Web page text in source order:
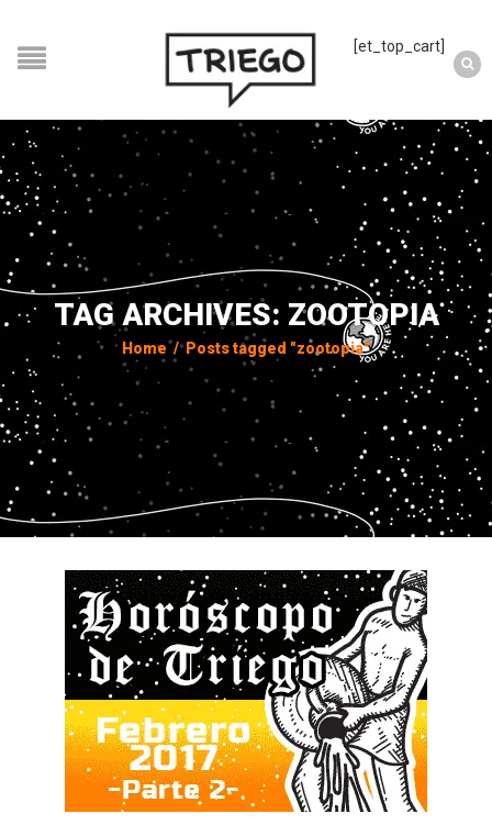
[et_top_cart]
TAG ARCHIVES: ZOOTOPIA
Home / Posts tagged "zootopia"